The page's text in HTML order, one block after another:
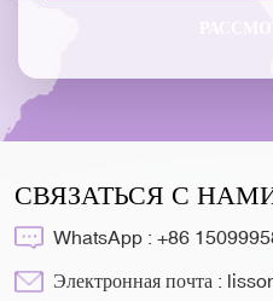
СВЯЗАТЬСЯ С
WhatsApp : +86
Электронная почта :